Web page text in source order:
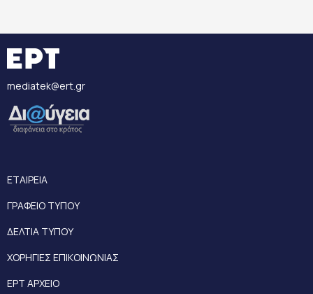
mediatek@ert.gr
ΕΤΑΙΡΕΙΑ
ΓΡΑΦΕΙΟ ΤΥΠΟΥ
ΔΕΛΤΙΑ ΤΥΠΟΥ
ΧΟΡΗΓΙΕΣ ΕΠΙΚΟΙΝΩΝΙΑΣ
ΕΡΤ ΑΡΧΕΙΟ